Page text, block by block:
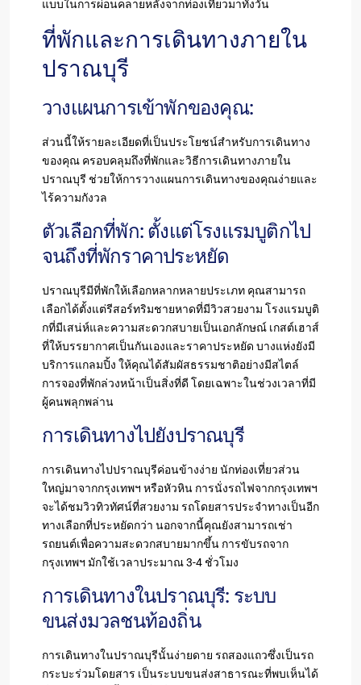
แบบในการผ่อนคลายหลังจากท่องเที่ยวมาทั้งวัน
ที่พักและการเดินทางภายใน
ปราณบุรี
วางแผนการเข้าพักของคุณ:
ส่วนนี้ให้รายละเอียดที่เป็นประโยชน์สำหรับการเดินทาง
ของคุณ ครอบคลุมถึงที่พักและวิธีการเดินทางภายใน
ปราณบุรี ช่วยให้การวางแผนการเดินทางของคุณง่ายและ
ไร้ความกังวล
ตัวเลือกที่พัก: ตั้งแต่โรงแรมบูติกไป
จนถึงที่พักราคาประหยัด
ปราณบุรีมีที่พักให้เลือกหลากหลายประเภท คุณสามารถ
เลือกได้ตั้งแต่รีสอร์ทริมชายหาดที่มีวิวสวยงาม โรงแรมบูติ
กที่มีเสน่ห์และความสะดวกสบายเป็นเอกลักษณ์ เกสต์เฮาส์
ที่ให้บรรยากาศเป็นกันเองและราคาประหยัด บางแห่งยังมี
บริการแกลมปิ้ง ให้คุณได้สัมผัสธรรมชาติอย่างมีสไตล์
การจองที่พักล่วงหน้าเป็นสิ่งที่ดี โดยเฉพาะในช่วงเวลาที่มี
ผู้คนพลุกพล่าน
การเดินทางไปยังปราณบุรี
การเดินทางไปปราณบุรีค่อนข้างง่าย นักท่องเที่ยวส่วน
ใหญ่มาจากกรุงเทพฯ หรือหัวหิน การนั่งรถไฟจากกรุงเทพฯ
จะได้ชมวิวทิวทัศน์ที่สวยงาม รถโดยสารประจำทางเป็นอีก
ทางเลือกที่ประหยัดกว่า นอกจากนี้คุณยังสามารถเช่า
รถยนต์เพื่อความสะดวกสบายมากขึ้น การขับรถจาก
กรุงเทพฯ มักใช้เวลาประมาณ 3-4 ชั่วโมง
การเดินทางในปราณบุรี: ระบบ
ขนส่งมวลชนท้องถิ่น
การเดินทางในปราณบุรีนั้นง่ายดาย รถสองแถวซึ่งเป็นรถ
กระบะร่วมโดยสาร เป็นระบบขนส่งสาธารณะที่พบเห็นได้